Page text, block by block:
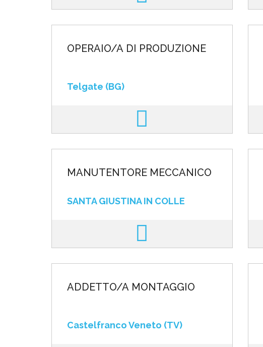
OPERAIO/A DI PRODUZIONE
Telgate (BG)
MANUTENTORE MECCANICO
SANTA GIUSTINA IN COLLE
ADDETTO/A MONTAGGIO
Castelfranco Veneto (TV)